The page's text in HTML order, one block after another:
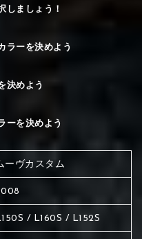
ましょう！
ーを決めよう
決めよう
を決めよう
ーヴカスタム
/ L160S / L152S